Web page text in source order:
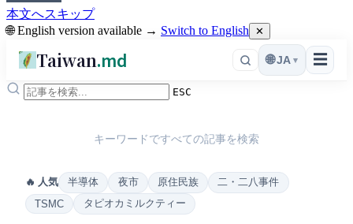
本文へスキップ
🌐 English version available → Switch to English ✕
Taiwan.md ☰
🌐 JA ▾
ESC
キーワードですべての記事を検索
🔥 人気 半導体 夜市 原住民族
二・二八事件
TSMC
タピオカミルクティー